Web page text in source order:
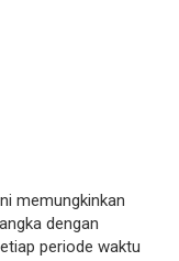
memungkinkan
dengan
periode waktu